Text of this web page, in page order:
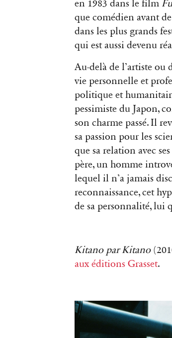
en 1983 dans le film
que comédien avant
dans les plus grands
qui est aussi devenu
Au-delà de l’artiste ou
vie personnelle et
politique et
pessimiste du Japon,
son charme passé. Il
sa passion pour les
que sa relation avec
père, un homme
lequel il n’a jamais
reconnaissance, cet
de sa personnalité, lui
Kitano par Kitano
aux éditions Grasset.